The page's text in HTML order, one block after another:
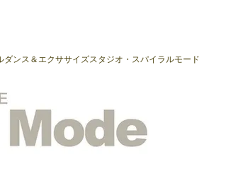
ンス＆エクササイズスタジオ・スパイラルモード